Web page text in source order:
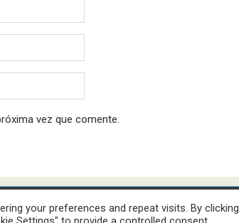
vez que comente.
HoyLunes © 2023
your preferences and repeat visits. By clicking